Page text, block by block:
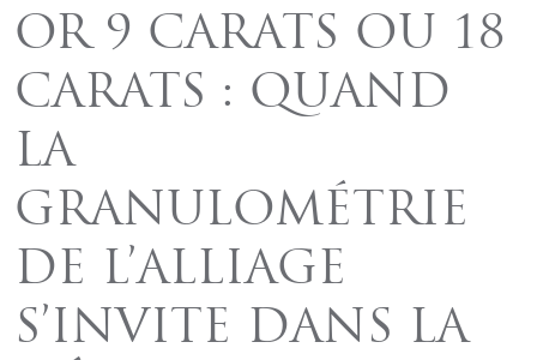
OR 9 CARATS OU 18
CARATS : QUAND
LA
GRANULOMÉTRIE
DE L’ALLIAGE
S’INVITE DANS LA